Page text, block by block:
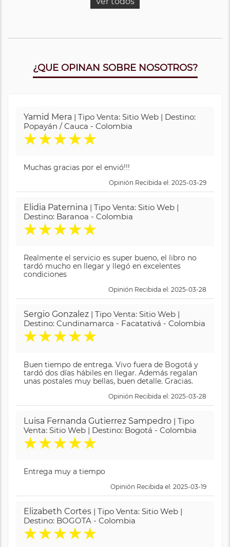
¿QUE OPINAN SOBRE NOSOTROS?
Yamid Mera | Tipo Venta: Sitio Web | Destino:
Popayán / Cauca - Colombia
★★★★★
Muchas gracias por el envió!!!
Opinión Recibida el: 2025-03-29
Elidia Paternina | Tipo Venta: Sitio Web |
Destino: Baranoa - Colombia
★★★★★
Realmente el servicio es super bueno, el libro no
tardó mucho en llegar y llegó en excelentes
condiciones
Opinión Recibida el: 2025-03-28
Sergio Gonzalez | Tipo Venta: Sitio Web |
Destino: Cundinamarca - Facatativá - Colombia
★★★★★
Buen tiempo de entrega. Vivo fuera de Bogotá y
tardó dos días hábiles en llegar. Además regalan
unas postales muy bellas, buen detalle. Gracias.
Opinión Recibida el: 2025-03-28
Luisa Fernanda Gutierrez Sampedro | Tipo
Venta: Sitio Web | Destino: Bogotá - Colombia
★★★★★
Entrega muy a tiempo
Opinión Recibida el: 2025-03-19
Elizabeth Cortes | Tipo Venta: Sitio Web |
Destino: BOGOTA - Colombia
★★★★★